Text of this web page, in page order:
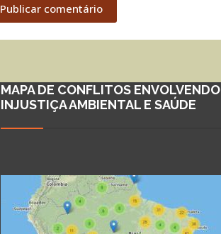
Publicar comentário
MAPA DE CONFLITOS ENVOLVENDO
INJUSTIÇA AMBIENTAL E SAÚDE